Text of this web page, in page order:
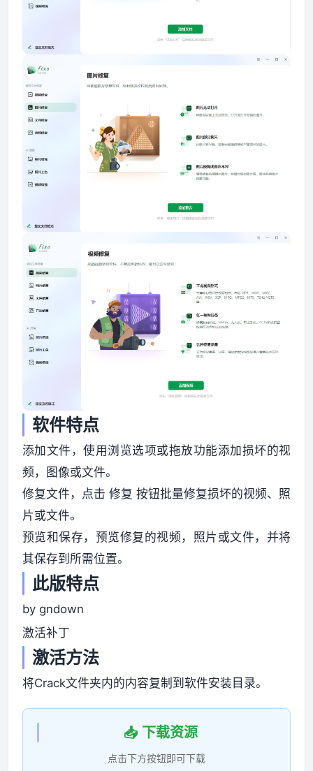
软件特点
添加文件，使用浏览选项或拖放功能添加损坏的视
频，图像或文件。
修复文件，点击 修复 按钮批量修复损坏的视频、照
片或文件。
预览和保存，预览修复的视频，照片或文件，并将
其保存到所需位置。
此版特点
by gndown
激活补丁
激活方法
将Crack文件夹内的内容复制到软件安装目录。
📥 下载资源
点击下方按钮即可下载